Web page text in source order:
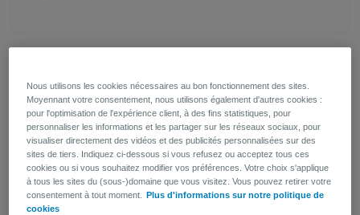
Qu'est-ce qu'un bâtiment industriel
Nous utilisons les cookies nécessaires au bon fonctionnement des sites.
Moyennant votre consentement, nous utilisons également d'autres cookies :
pour l'optimisation de l'expérience client, à des fins statistiques, pour
personnaliser les informations et les partager sur les réseaux sociaux, pour
visualiser directement des vidéos et des publicités personnalisées sur des
sites de tiers. Indiquez ci-dessous si vous refusez ou acceptez tous ces
cookies ou si vous souhaitez modifier vos préférences. Votre choix s'applique
à tous les sites du (sous-)domaine que vous visitez. Vous pouvez retirer votre
consentement à tout moment.
Plus d'informations sur notre politique de
cookies